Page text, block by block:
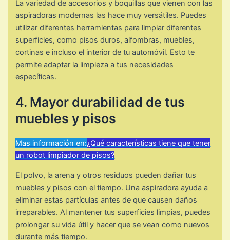
La variedad de accesorios y boquillas que vienen con las
aspiradoras modernas las hace muy versátiles. Puedes
utilizar diferentes herramientas para limpiar diferentes
superficies, como pisos duros, alfombras, muebles,
cortinas e incluso el interior de tu automóvil. Esto te
permite adaptar la limpieza a tus necesidades
específicas.
4. Mayor durabilidad de tus
muebles y pisos
Mas información en:¿Qué características tiene que tener
un robot limpiador de pisos?
El polvo, la arena y otros residuos pueden dañar tus
muebles y pisos con el tiempo. Una aspiradora ayuda a
eliminar estas partículas antes de que causen daños
irreparables. Al mantener tus superficies limpias, puedes
prolongar su vida útil y hacer que se vean como nuevos
durante más tiempo.